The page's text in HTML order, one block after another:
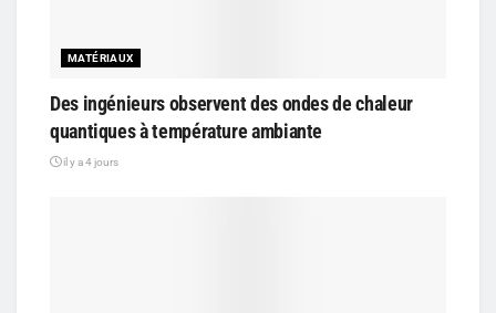
MATÉRIAUX
Des ingénieurs observent des ondes de chaleur
quantiques à température ambiante
il y a 4 jours